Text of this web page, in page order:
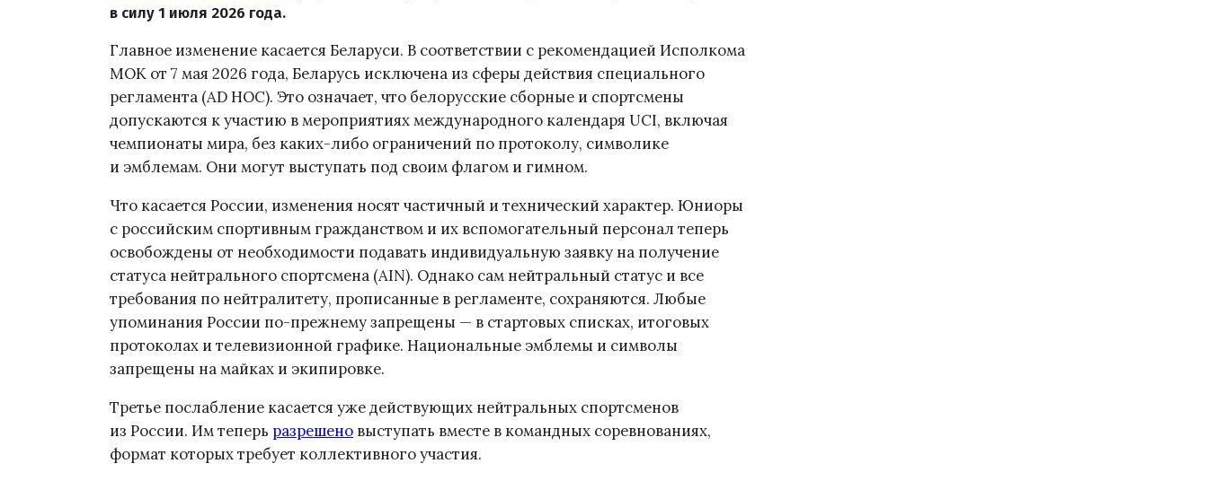
в силу 1 июля 2026 года.
Главное изменение касается Беларуси. В соответствии с рекомендацией Исполкома
МОК от 7 мая 2026 года, Беларусь исключена из сферы действия специального
регламента (AD HOC). Это означает, что белорусские сборные и спортсмены
допускаются к участию в мероприятиях международного календаря UCI, включая
чемпионаты мира, без каких-либо ограничений по протоколу, символике
и эмблемам. Они могут выступать под своим флагом и гимном.
Что касается России, изменения носят частичный и технический характер. Юниоры
с российским спортивным гражданством и их вспомогательный персонал теперь
освобождены от необходимости подавать индивидуальную заявку на получение
статуса нейтрального спортсмена (AIN). Однако сам нейтральный статус и все
требования по нейтралитету, прописанные в регламенте, сохраняются. Любые
упоминания России по-прежнему запрещены — в стартовых списках, итоговых
протоколах и телевизионной графике. Национальные эмблемы и символы
запрещены на майках и экипировке.
Третье послабление касается уже действующих нейтральных спортсменов
из России. Им теперь разрешено выступать вместе в командных соревнованиях,
формат которых требует коллективного участия.